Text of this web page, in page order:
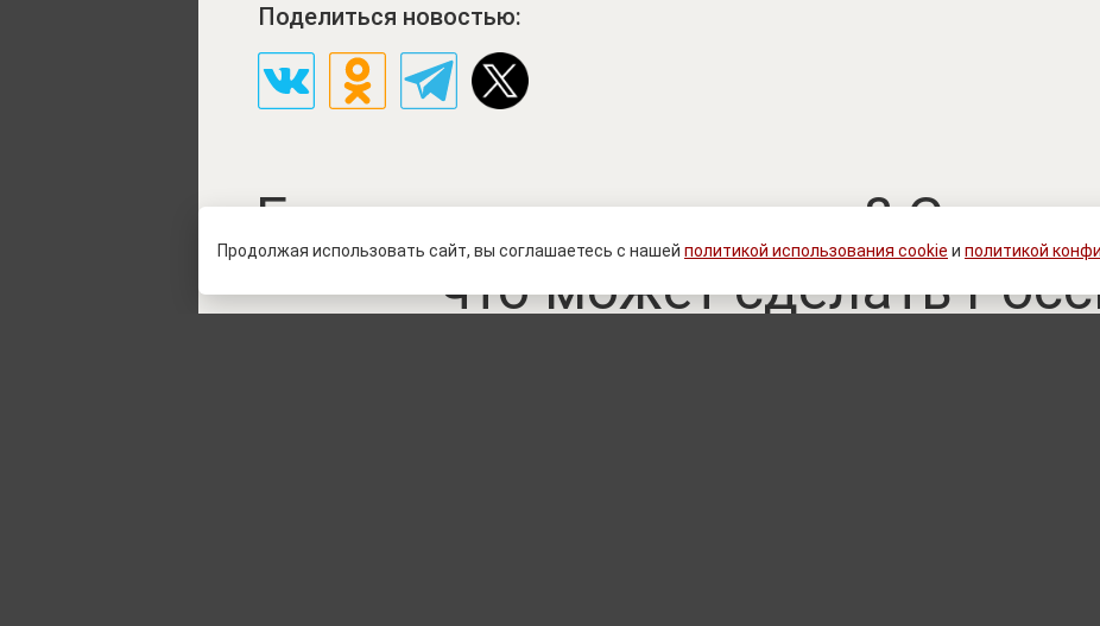
Поделиться новостью:
Европа играет с огнем? Стало
что может сделать
Продолжая использовать сайт, вы соглашаетесь с нашей политикой использования cookie и политикой